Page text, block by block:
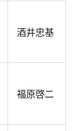
酒井忠基
福原啓二